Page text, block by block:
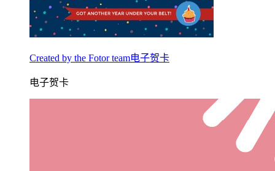
Created by the Fotor team电子贺卡
电子贺卡